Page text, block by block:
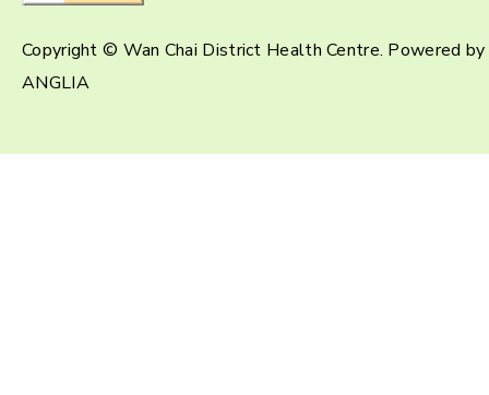
Copyright © Wan Chai District Health Centre. Powered by
ANGLIA